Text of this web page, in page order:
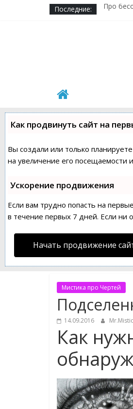
Последние:
Про
Где в
Как продвинуть сайт на
Вы создали или только
на увеличение его посещаемости
Ускорение продвижения
Если вам трудно попасть на
в течение первых 7 дней. Если ни
Начать продвижение
Мистика про Чертей
14.09.2016
Как